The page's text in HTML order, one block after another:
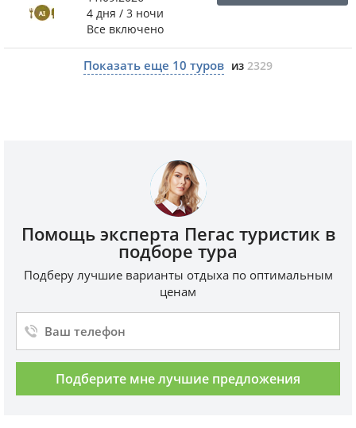
4 дня / 3 ночи
Все включено
Показать еще 10 туров из 2329
Помощь эксперта Пегас туристик в
подборе тура
Подберу лучшие варианты отдыха по оптимальным
ценам
Подберите мне лучшие предложения